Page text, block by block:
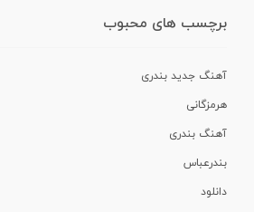
برچسب های محبوب
آهنگ جدید بندری
هرمزگانی
آهنگ بندری
بندرعباس
دانلود